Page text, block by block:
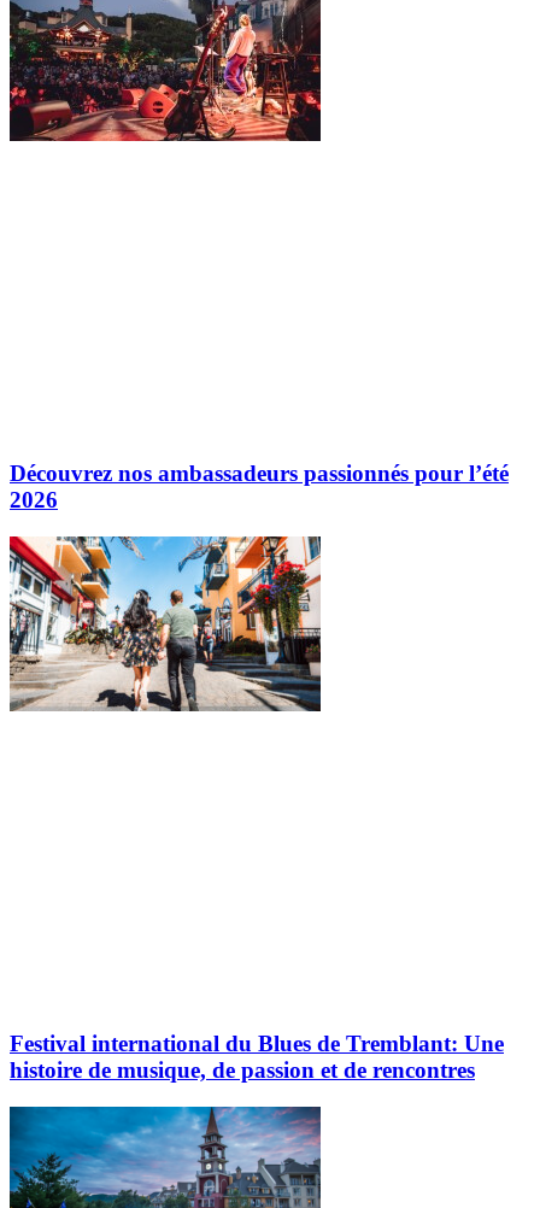
Découvrez nos ambassadeurs passionnés pour l’été
2026
Festival international du Blues de Tremblant: Une
histoire de musique, de passion et de rencontres